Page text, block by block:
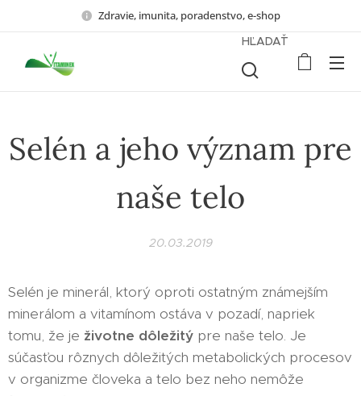
Zdravie, imunita, poradenstvo, e-shop
HĽADAŤ
Selén a jeho význam pre
naše telo
20.03.2019
Selén je minerál, ktorý oproti ostatným známejším
minerálom a vitamínom ostáva v pozadí, napriek
tomu, že je životne dôležitý pre naše telo. Je
súčasťou rôznych dôležitých metabolických procesov
v organizme človeka a telo bez neho nemôže